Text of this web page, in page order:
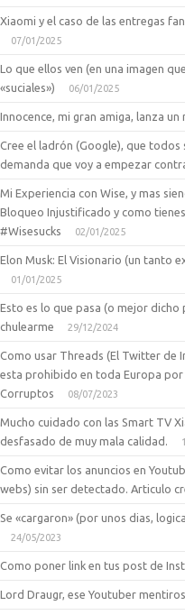
Xiaomi y el caso de las entregas
07/01/2025
Lo que ellos ven (en una imagen
«suciales»)
06/01/2025
Innocence, mi gran amiga, lanza un
Cree el ladrón (Google), que
demanda que voy a empezar
Mi Experiencia con Wise, y mas
Bloqueo Injustificado y como
#Wisesucks
02/01/2025
Elon Musk: El Visionario (un tanto
01/01/2025
Esto es lo que pasa (o mejor
chulearme
29/12/2024
Como usar Threads (El Twitter de
esta prohibido en toda Europa
Corruptos
08/07/2023
Mucho cuidado con las Smart TV
desfasado de muy mala calidad.
Como evitar los anuncios en
webs) sin ser detectado. Articulo
Se «cargaron» (por unos dias,
24/05/2023
Como poner link en tus post de
Lord Draugr, ese Youtuber